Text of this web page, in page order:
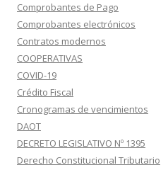
Comprobantes de Pago
Comprobantes electrónicos
Contratos modernos
COOPERATIVAS
COVID-19
Crédito Fiscal
Cronogramas de vencimientos
DAOT
DECRETO LEGISLATIVO Nº 1395
Derecho Constitucional Tributario